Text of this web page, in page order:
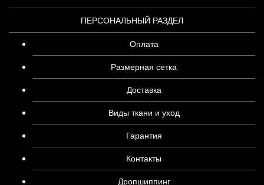
ПЕРСОНАЛЬНЫЙ РАЗДЕЛ
Оплата
Размерная сетка
Доставка
Виды ткани и уход
Гарантия
Контакты
Дропшиппинг